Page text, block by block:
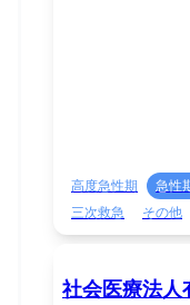
高度急性期 急性
三次救急
その他
社会医療法人